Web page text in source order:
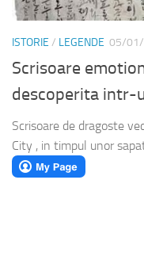
ISTORIE / LEGENDE 05/
Scrisoare
descoperita intr-
Scrisoare de dragoste
City , in timpul unor